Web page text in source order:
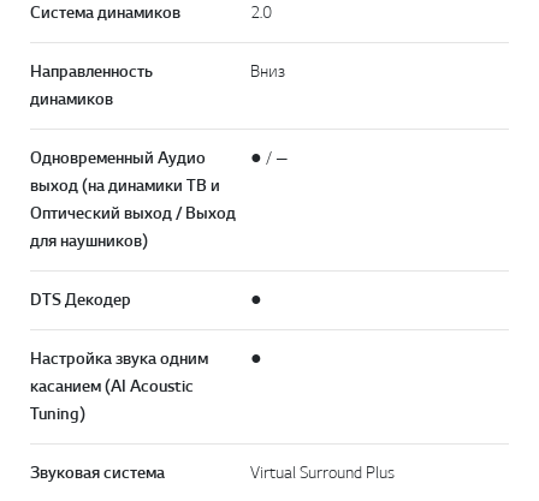
Система динамиков 2.0
Направленность
динамиков
Вниз
Одновременный Аудио
выход (на динамики TB и
Оптический выход / Выход
для наушников)
● / —
DTS Декодер ●
Настройка звука одним
касанием (AI Acoustic
Tuning)
●
Звуковая система Virtual Surround Plus